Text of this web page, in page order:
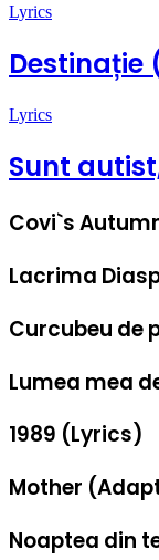
Lyrics
Destinație
Lyrics
Sunt
Covi`s
Lacrima
Curcubeu de
Lumea mea
1989 (Lyrics)
Mother
Noaptea din